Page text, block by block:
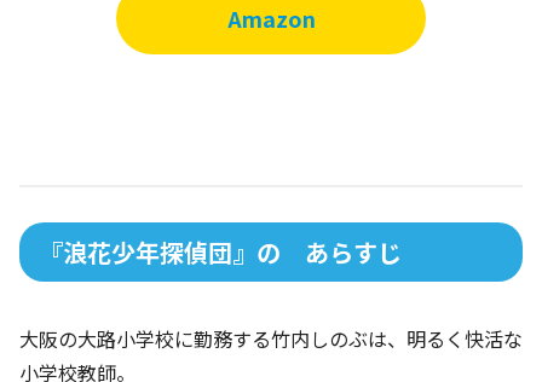
Amazon
『浪花少年探偵団』の あらすじ
大阪の大路小学校に勤務する竹内しのぶは、明るく快活な
小学校教師。